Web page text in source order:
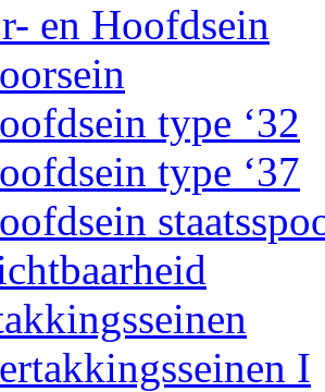
en Hoofdsein
type ‘32
type ‘37
I